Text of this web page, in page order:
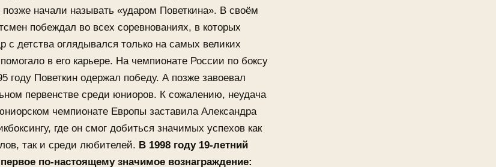
начали называть «ударом Поветкина». В своём
побеждал во всех соревнованиях, в которых
с детства оглядывался только на самых великих
в его карьере. На чемпионате России по боксу
году Поветкин одержал победу. А позже завоевал
первенстве среди юниоров. К сожалению, неудача
чемпионате Европы заставила Александра
где он смог добиться значимых успехов как
так и среди любителей. В 1998 году 19-летний
по-настоящему значимое вознаграждение: